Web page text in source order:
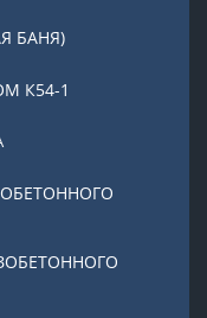
БАНЯ)
К54-1